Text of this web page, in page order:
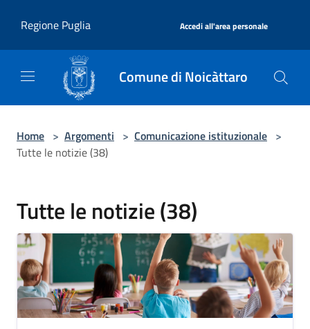
Regione Puglia
Accedi all'area personale
Comune di Noicàttaro
Home > Argomenti > Comunicazione istituzionale >
Tutte le notizie (38)
Tutte le notizie (38)